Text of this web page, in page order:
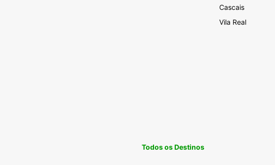
Cascais
Vila Real
Todos os Destinos